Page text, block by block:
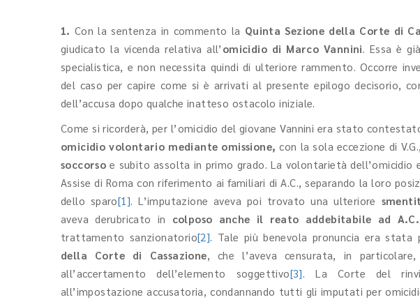
1. Con la sentenza in commento la Quinta Sezione della Corte di
giudicato la vicenda relativa all’ omicidio di Marco Vannini. Essa è
specialistica, e non necessita quindi di ulteriore rammento. Occorre
del caso per capire come si è arrivati al presente epilogo decisorio,
dell’accusa dopo qualche inatteso ostacolo iniziale.
Come si ricorderà, per l’omicidio del giovane Vannini era stato
omicidio volontario mediante omissione,con la sola eccezione di
soccorso e subito assolta in primo grado. La volontarietà dell’omicidio
Assise di Roma con riferimento ai familiari di A.C., separando la loro
dello sparo[1]. L’imputazione aveva poi trovato una ulteriore
aveva derubricato in colposo anche il reato addebitabile ad A.C.
trattamento sanzionatorio[2]. Tale più benevola pronuncia era stata
della Corte di Cassazione, che l’aveva censurata, in
all’accertamento dell’elemento soggettivo[3]. La Corte del
all’impostazione accusatoria, condannando tutti gli imputati per